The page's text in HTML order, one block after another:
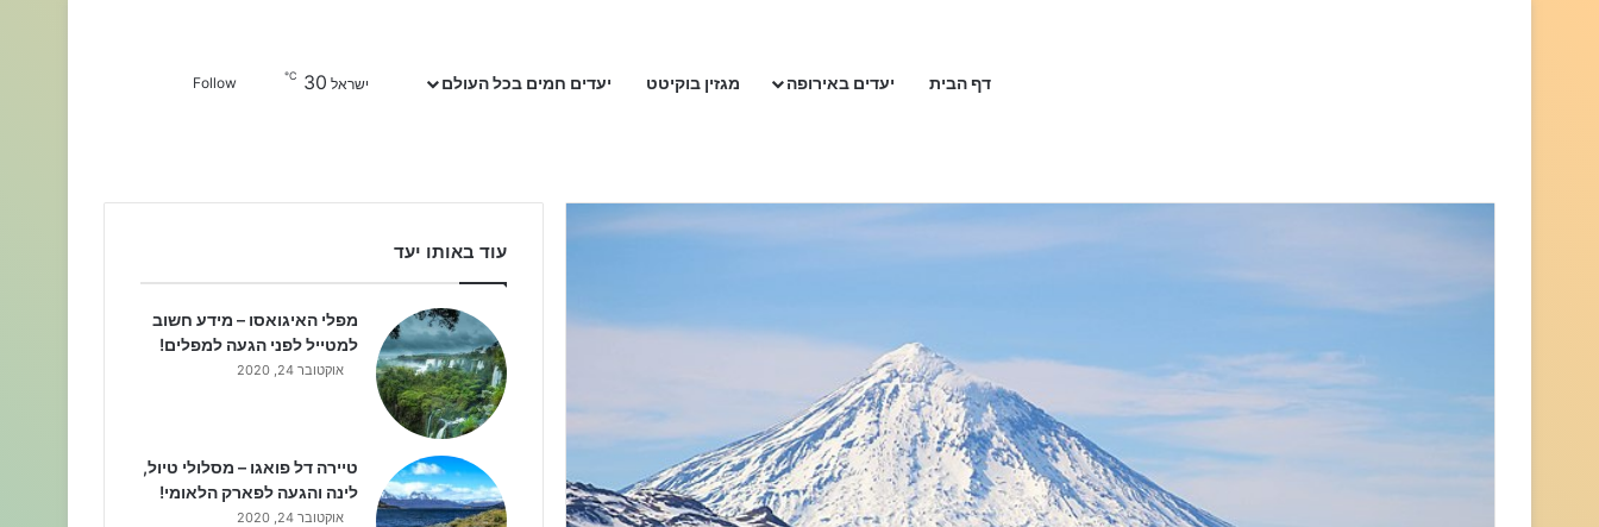
דף הבית יעדים באירופה מגזין בוקיטט יעדים חמים בכל העולם ישראל 30
℃
Follow
עוד באותו יעד
מפלי האיגואסו – מידע חשוב
למטייל לפני הגעה למפלים!
אוקטובר 24, 2020
טיירה דל פואגו – מסלולי טיול,
לינה והגעה לפארק הלאומי!
אוקטובר 24, 2020